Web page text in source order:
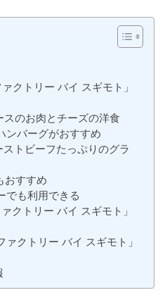
クトリー バイ スギモト」
スのお肉とチーズの洋食
ンバーグがおすすめ
トビーフたっぷりのグラ
おすすめ
でも利用できる
クトリー バイ スギモト」
ァクトリー バイ スギモト」